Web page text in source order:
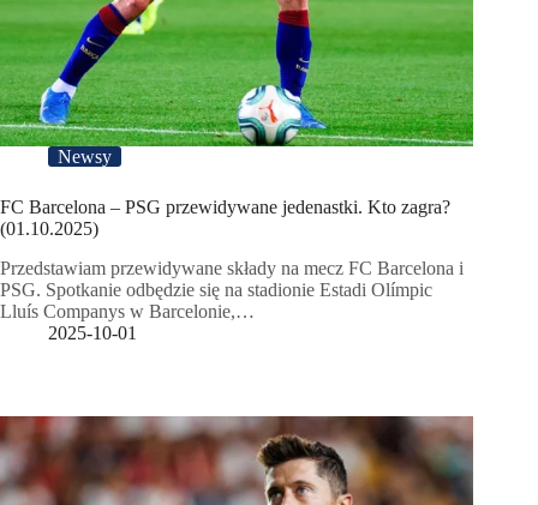
Newsy
FC Barcelona – PSG przewidywane jedenastki. Kto zagra?
(01.10.2025)
Przedstawiam przewidywane składy na mecz FC Barcelona i
PSG. Spotkanie odbędzie się na stadionie Estadi Olímpic
Lluís Companys w Barcelonie,…
2025-10-01